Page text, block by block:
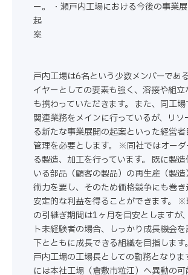
ー。 ・瀬戸内工場における今後の事業
起
※
戸内工場は6名という少数メンバーであ
イヤーとしての要素も強く、溶接や組
も携わっていただきます。 また、同工
関連業務をメインに行っているが、リソ
る新たな事業展開の起案といった経営
管理を必要とします。 ※同社ではオー
る製造、加工を行っています。 既に製
いる部品（顧客の製品）の再生産（製
術力を要し、そのため価格競争にも巻き
安定的な利益を得ることができます。 ※
の引継ぎ期間は1ヶ月を目安としますが
ト未経験者の場合、しっかり成長機会
下とともに成長できる組織を目指しま
戸内工場の工場長としての勤務となりま
には本社工場（倉敷市粒江）へ異動の